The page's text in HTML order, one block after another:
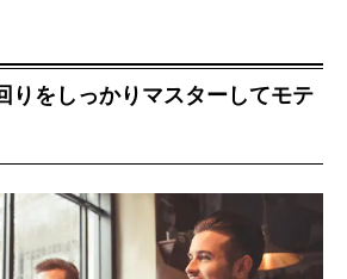
りをしっかりマスターしてモテ